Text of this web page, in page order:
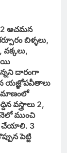
2 ఆచమన
బిళ్ళలు,
దారంగా
యజ్ఞోపవీతాలు
వస్త్రాలు 2,
ముంచి
చేయాలి. 3
పెట్టి